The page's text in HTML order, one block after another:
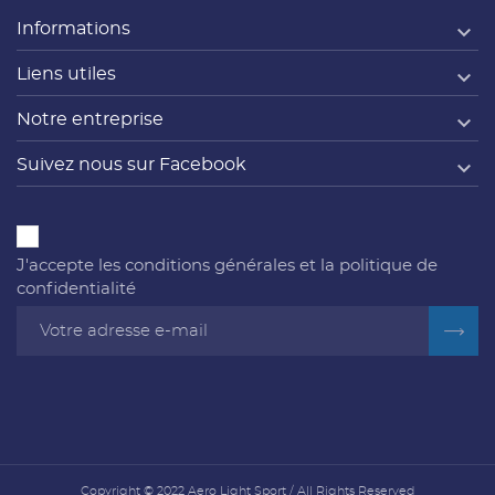
Informations 
Liens utiles 
Notre entreprise 
Suivez nous sur Facebook 
J'accepte les conditions générales et la politique de
confidentialité
Copyright © 2022 Aero Light Sport / All Rights Reserved